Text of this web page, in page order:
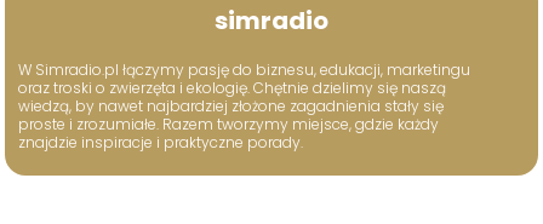
simradio
W Simradio.pl łączymy pasję do biznesu, edukacji, marketingu
oraz troski o zwierzęta i ekologię. Chętnie dzielimy się naszą
wiedzą, by nawet najbardziej złożone zagadnienia stały się
proste i zrozumiałe. Razem tworzymy miejsce, gdzie każdy
znajdzie inspiracje i praktyczne porady.